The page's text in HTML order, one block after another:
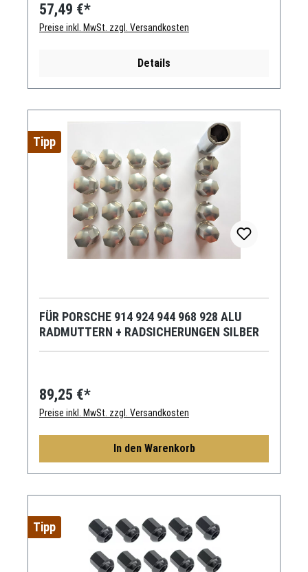
57,49 €*
Preise inkl. MwSt. zzgl. Versandkosten
Details
Tipp
FÜR PORSCHE 914 924 944 968 928 ALU
RADMUTTERN + RADSICHERUNGEN SILBER
89,25 €*
Preise inkl. MwSt. zzgl. Versandkosten
In den Warenkorb
Tipp